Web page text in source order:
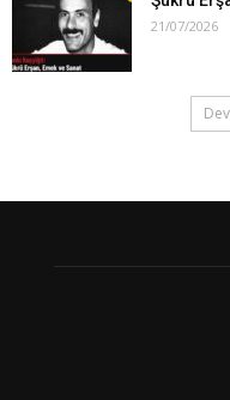
21/07/2026